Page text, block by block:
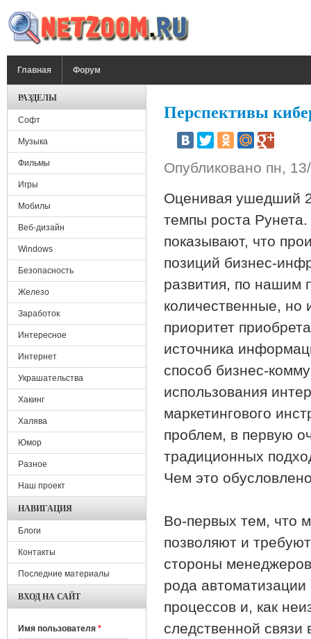
Главная Форум
Перспективы
Опубликовано пн,
Оценивая ушедший
темпы роста
показывают, что
позиций бизнес-
развития, по нашим
количественные, но
приоритет
источника
способ бизнес-
использования
маркетингового
проблем, в первую
традиционных
Чем это
Во-первых тем, что
позволяют и
стороны
рода
процессов и, как
следственной связи
РАЗДЕЛЫ
Софт
Музыка
Фильмы
Игры
Мобилы
Веб-дизайн
Windows
Безопасность
Железо
Заработок
Интересное
Интернет
Украшательства
Хакинг
Халява
Юмор
Разное
Наш проект
НАВИГАЦИЯ
Блоги
Контакты
Последние материалы
ВХОД НА САЙТ
Имя пользователя *